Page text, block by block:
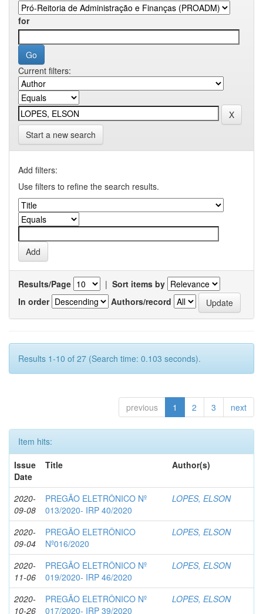
for
Current filters:
Start a new search
Add filters:
Use filters to refine the search results.
Results/Page | Sort items by
In order
Authors/record
Results 1-10 of 27 (Search time: 0.103 seconds).
previous 1 2 3 next
Item hits:
Issue
Date
Title Author(s)
2020-
09-08
PREGÃO ELETRÔNICO Nº
013/2020- IRP 40/2020
LOPES, ELSON
2020-
09-04
PREGÃO ELETRÔNICO
Nº016/2020
LOPES, ELSON
2020-
11-06
PREGÃO ELETRÔNICO Nº
019/2020- IRP 46/2020
LOPES, ELSON
2020-
10-26
PREGÃO ELETRÔNICO Nº
017/2020- IRP 39/2020
LOPES, ELSON